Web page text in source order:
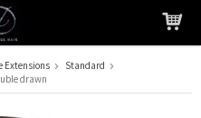
til din indkøbskurv
Extensions
Standard
drawn